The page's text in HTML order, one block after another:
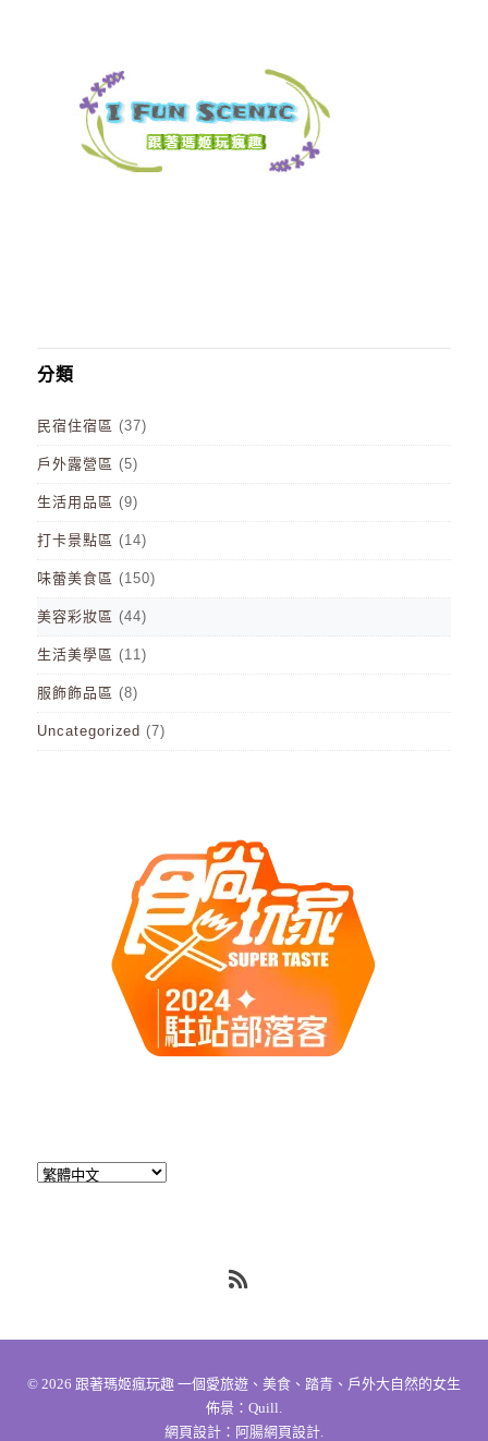
分類
民宿住宿區 (37)
戶外露營區 (5)
生活用品區 (9)
打卡景點區 (14)
味蕾美食區 (150)
美容彩妝區 (44)
生活美學區 (11)
服飾飾品區 (8)
Uncategorized (7)
© 2026 跟著瑪姬瘋玩趣 一個愛旅遊、美食、踏青、戶外大自然的女生
佈景： Quill
網頁設計： 阿腸網頁設計